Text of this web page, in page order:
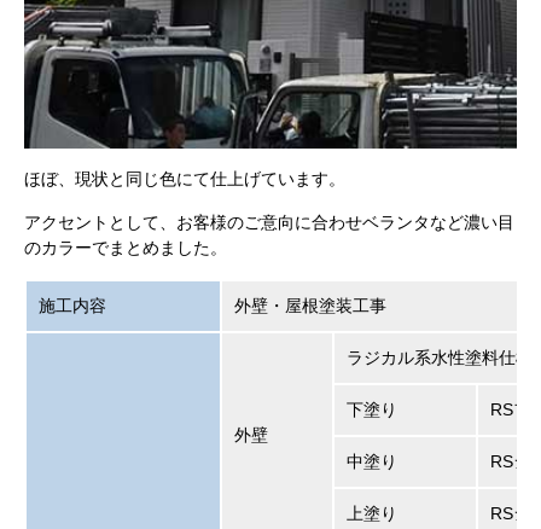
ほぼ、現状と同じ色にて仕上げています。
アクセントとして、お客様のご意向に合わせベランタなど濃い目
のカラーでまとめました。
施工内容 外壁・屋根塗装工事
外壁
ラジカル系水性塗料仕様
下塗り RSフ
中塗り RSシ
上塗り RSシ